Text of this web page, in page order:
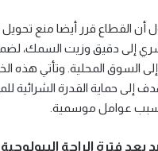
القطاع قرر أيضا منع تحويل
إلى دقيق وزيت السمك،
إلى السوق المحلية. وتأتي
إلى حماية القدرة الشرائية
بسبب عوامل موسمية.
بعد فترة الراحة البيولوجية